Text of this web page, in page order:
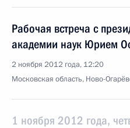
Рабочая встреча с
академии наук Юрием
2 ноября 2012 года, 12:20
Московская область, Ново-
1 ноября 2012 года,